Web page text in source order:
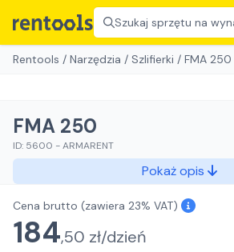
Szukaj sprzętu na
Rentools / Narzędzia / Szlifierki / FMA 250
FMA 250
ID: 5600 -ARMARENT
Pokaż opis
Cena brutto (zawiera 23% VAT)
184,50 zł/dzień